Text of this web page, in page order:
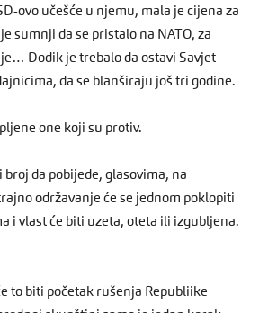
ovo učešće u njemu, mala je cijena za
sumnji da se pristalo na NATO, za
Dodik je trebalo da ostavi Savjet
da se blanširaju još tri godine.
one koji su protiv.
da pobijede, glasovima, na
održavanje će se jednom poklopiti
i vlast će biti uzeta, oteta ili izgubljena.
to biti početak rušenja Republiike